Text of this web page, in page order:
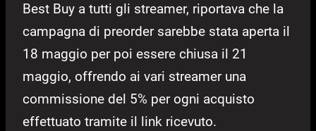
Best Buy a tutti gli streamer, riportava che la
campagna di preorder sarebbe stata aperta il
18 maggio per poi essere chiusa il 21
maggio, offrendo ai vari streamer una
commissione del 5% per ogni acquisto
effettuato tramite il link ricevuto.